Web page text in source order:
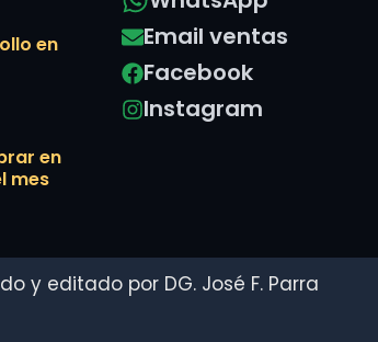
en
en
mes
Email ventas
Facebook
Instagram
y editado por DG. José F. Parra